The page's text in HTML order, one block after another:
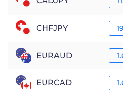
CHFJPY
EURAUD
EURCAD